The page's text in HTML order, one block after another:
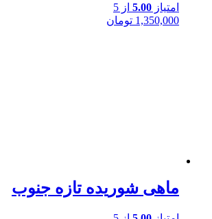
امتیاز 5.00 از 5
1,350,000 تومان
ماهی شوریده تازه جنوب